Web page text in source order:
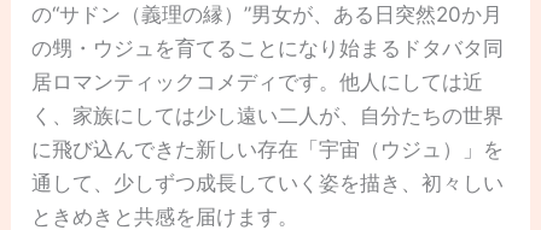
の“サドン（義理の縁）”男女が、ある日突然20か月
の甥・ウジュを育てることになり始まるドタバタ同
居ロマンティックコメディです。他人にしては近
く、家族にしては少し遠い二人が、自分たちの世界
に飛び込んできた新しい存在「宇宙（ウジュ）」を
通して、少しずつ成長していく姿を描き、初々しい
ときめきと共感を届けます。